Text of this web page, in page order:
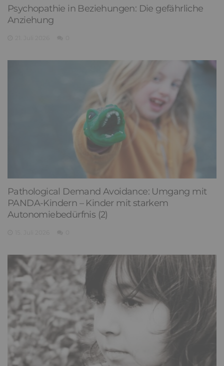
Psychopathie in Beziehungen: Die gefährliche
Anziehung
Pathological Demand Avoidance: Umgang mit
PANDA-Kindern – Kinder mit starkem
Autonomiebedürfnis (2)